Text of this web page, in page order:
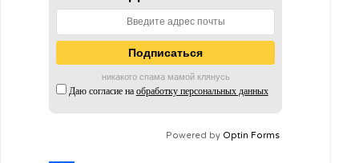
никакого спама мамой клянусь
Даю согласие на обработку персональных данных
Powered by Optin Forms